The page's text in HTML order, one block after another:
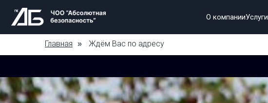
О компанииУслуги
Главная » Ждём Вас по адресу